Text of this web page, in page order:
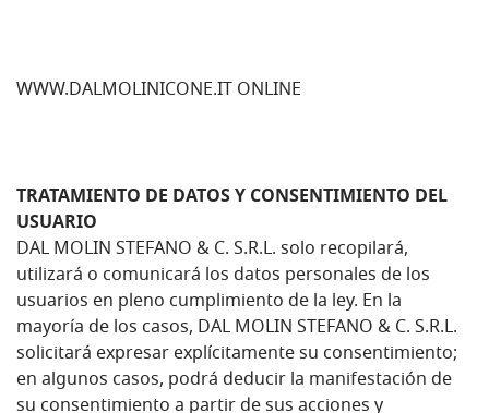
WWW.DALMOLINICONE.IT ONLINE
TRATAMIENTO DE DATOS Y CONSENTIMIENTO DEL
USUARIO
DAL MOLIN STEFANO & C. S.R.L. solo recopilará,
utilizará o comunicará los datos personales de los
usuarios en pleno cumplimiento de la ley. En la
mayoría de los casos, DAL MOLIN STEFANO & C. S.R.L.
solicitará expresar explícitamente su consentimiento;
en algunos casos, podrá deducir la manifestación de
su consentimiento a partir de sus acciones y